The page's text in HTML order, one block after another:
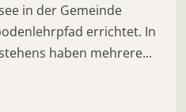
in der Gemeinde
errichtet. In
haben mehrere...